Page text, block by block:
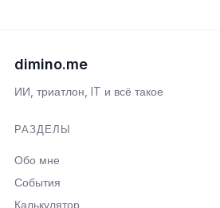
dimino.me
ИИ, триатлон, IT и всё такое
РАЗДЕЛЫ
Обо мне
События
Калькулятор